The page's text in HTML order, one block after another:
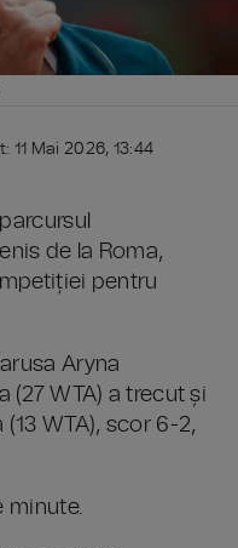
11 Mai 2026, 13:44
de la Roma,
pentru
Aryna
(27 WTA) a trecut și
WTA), scor 6-2,
minute.